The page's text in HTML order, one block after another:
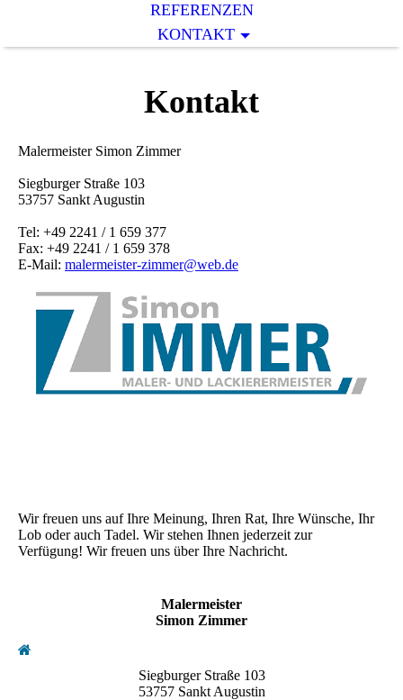
REFERENZEN
KONTAKT
Kontakt
Malermeister Simon Zimmer
Siegburger Straße 103
53757 Sankt Augustin
Tel: +49 2241 / 1 659 377
Fax: +49 2241 / 1 659 378
E-Mail: malermeister-zimmer@web.de
Wir freuen uns auf Ihre Meinung, Ihren Rat, Ihre Wünsche, Ihr
Lob oder auch Tadel. Wir stehen Ihnen jederzeit zur
Verfügung! Wir freuen uns über Ihre Nachricht.
Malermeister
Simon Zimmer
Siegburger Straße 103
53757 Sankt Augustin